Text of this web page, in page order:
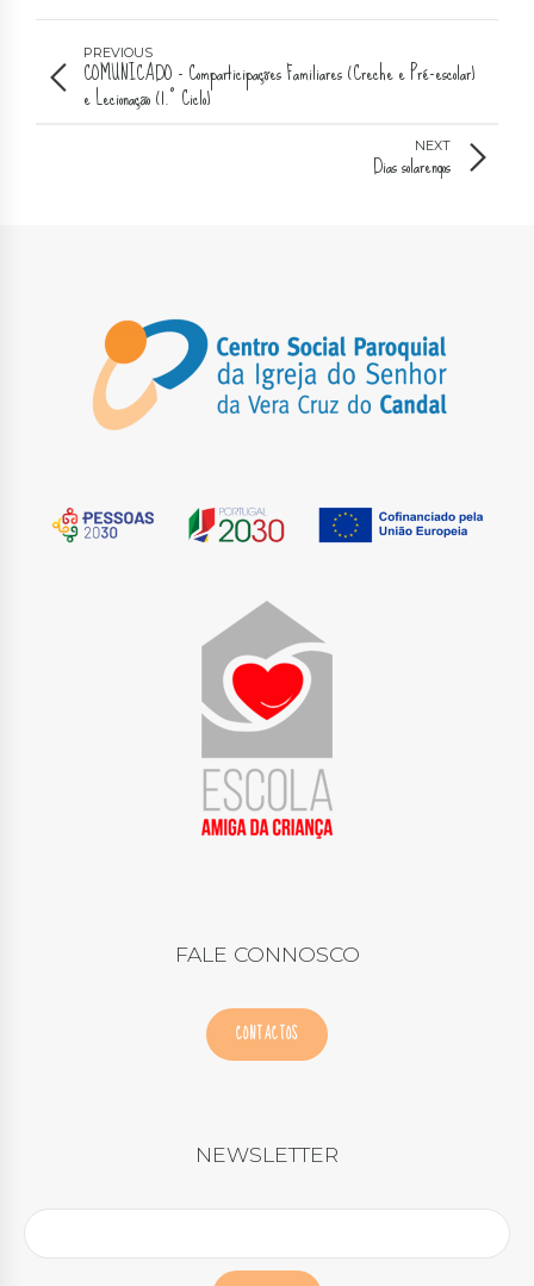
PREVIOUS
COMUNICADO - Comparticipações Familiares (Creche e Pré-escolar)
e Lecionação (1.º Ciclo)
NEXT
Dias solarengos
FALE CONNOSCO
CONTACTOS
NEWSLETTER